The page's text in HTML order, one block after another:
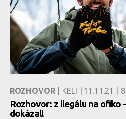
ROZHOVOR | KELI | 11.11.21 | 8
Rozhovor: z ilegálu na ofiko
dokázal!